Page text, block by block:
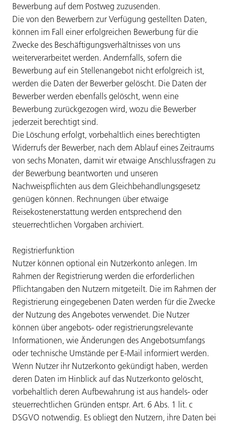
Bewerbung auf dem Postweg zuzusenden.
Die von den Bewerbern zur Verfügung gestellten Daten,
können im Fall einer erfolgreichen Bewerbung für die
Zwecke des Beschäftigungsverhältnisses von uns
weiterverarbeitet werden. Andernfalls, sofern die
Bewerbung auf ein Stellenangebot nicht erfolgreich ist,
werden die Daten der Bewerber gelöscht. Die Daten der
Bewerber werden ebenfalls gelöscht, wenn eine
Bewerbung zurückgezogen wird, wozu die Bewerber
jederzeit berechtigt sind.
Die Löschung erfolgt, vorbehaltlich eines berechtigten
Widerrufs der Bewerber, nach dem Ablauf eines Zeitraums
von sechs Monaten, damit wir etwaige Anschlussfragen zu
der Bewerbung beantworten und unseren
Nachweispflichten aus dem Gleichbehandlungsgesetz
genügen können. Rechnungen über etwaige
Reisekostenerstattung werden entsprechend den
steuerrechtlichen Vorgaben archiviert.
Registrierfunktion
Nutzer können optional ein Nutzerkonto anlegen. Im
Rahmen der Registrierung werden die erforderlichen
Pflichtangaben den Nutzern mitgeteilt. Die im Rahmen der
Registrierung eingegebenen Daten werden für die Zwecke
der Nutzung des Angebotes verwendet. Die Nutzer
können über angebots- oder registrierungsrelevante
Informationen, wie Änderungen des Angebotsumfangs
oder technische Umstände per E-Mail informiert werden.
Wenn Nutzer ihr Nutzerkonto gekündigt haben, werden
deren Daten im Hinblick auf das Nutzerkonto gelöscht,
vorbehaltlich deren Aufbewahrung ist aus handels- oder
steuerrechtlichen Gründen entspr. Art. 6 Abs. 1 lit. c
DSGVO notwendig. Es obliegt den Nutzern, ihre Daten bei